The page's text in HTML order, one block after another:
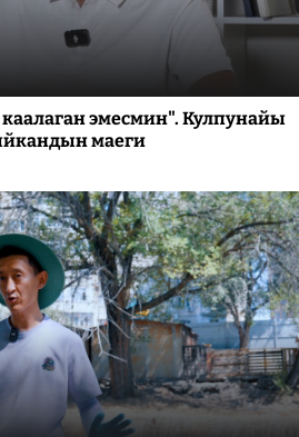
эмесмин". Кулпунайы
маеги